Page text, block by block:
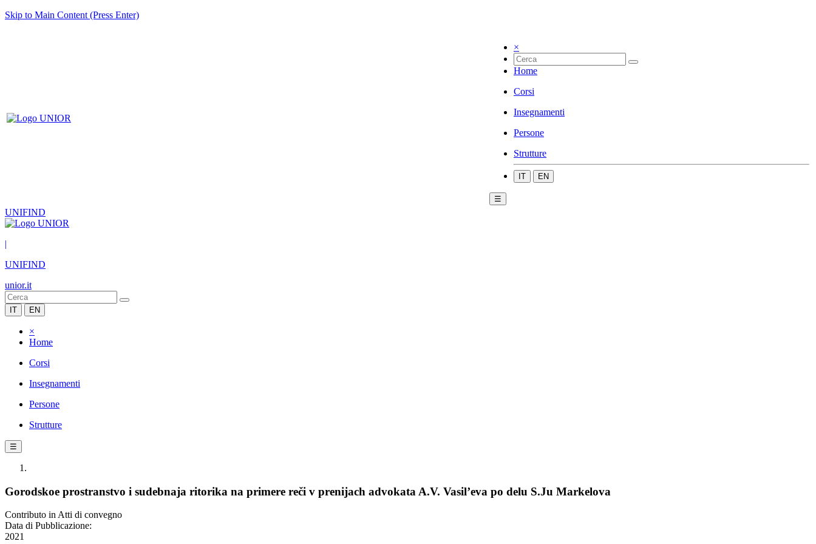
Skip to Main Content (Press Enter)
×
Home
Corsi
Insegnamenti
Persone
Strutture
IT EN
☰
UNIFIND
|
UNIFIND
unior.it
IT EN
×
Home
Corsi
Insegnamenti
Persone
Strutture
☰
Gorodskoe prostranstvo i sudebnaja ritorika na primere reči v prenijach advokata A.V. Vasil’eva po delu S.Ju Markelova
Contributo in Atti di convegno
Data di Pubblicazione:
2021